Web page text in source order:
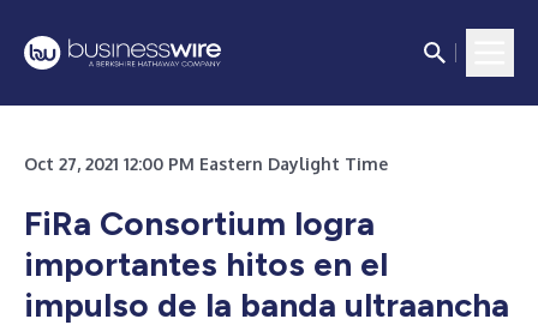
Oct 27, 2021 12:00 PM Eastern Daylight Time
FiRa Consortium logra
importantes hitos en el
impulso de la banda ultraancha